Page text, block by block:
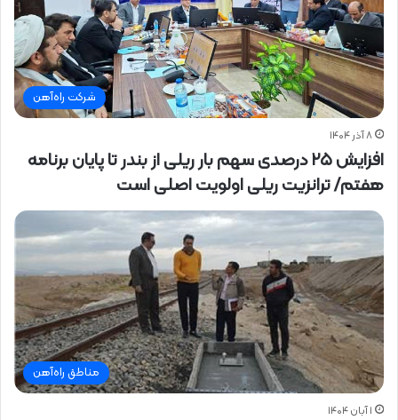
شرکت راه‌آهن
۸ آذر ۱۴۰۴
افزایش ۲۵ درصدی سهم بار ریلی از بندر تا پایان برنامه
هفتم/ ترانزیت ریلی اولویت اصلی است
مناطق راه‌آهن
۱ آبان ۱۴۰۴